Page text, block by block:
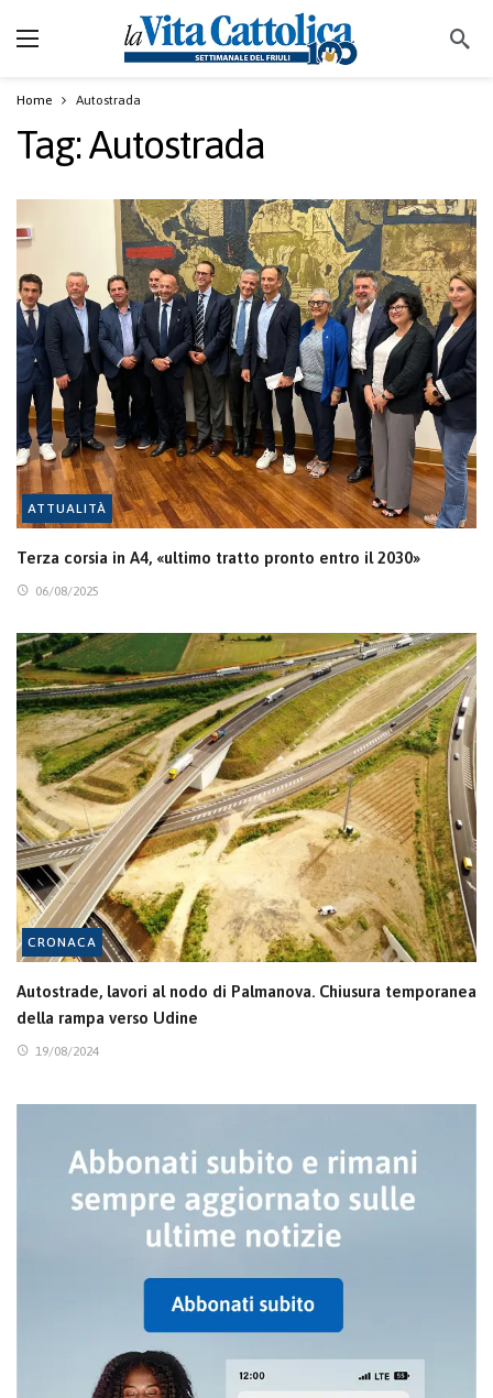
Home Autostrada
Tag:Autostrada
ATTUALITÀ
Terza corsia in A4, «ultimo tratto pronto entro il 2030»
06/08/2025
CRONACA
Autostrade, lavori al nodo di Palmanova. Chiusura temporanea
della rampa verso Udine
19/08/2024